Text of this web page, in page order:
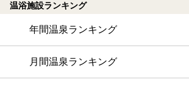
温浴施設ランキング
年間温泉ランキング
月間温泉ランキング